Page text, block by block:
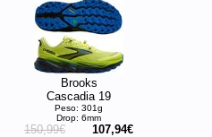
Brooks
Cascadia 19
Peso: 301g
Drop: 6mm
150,99€ 107,94€